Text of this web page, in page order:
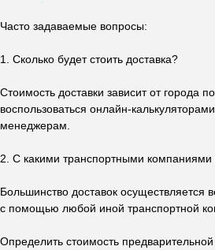
Часто задаваемые вопросы:
1. Сколько будет стоить доставка?
Стоимость доставки зависит от города
воспользоваться онлайн-
менеджерам.
2. С какими транспортными компаниями
Большинство доставок
с помощью любой иной транспортной
Определить стоимость